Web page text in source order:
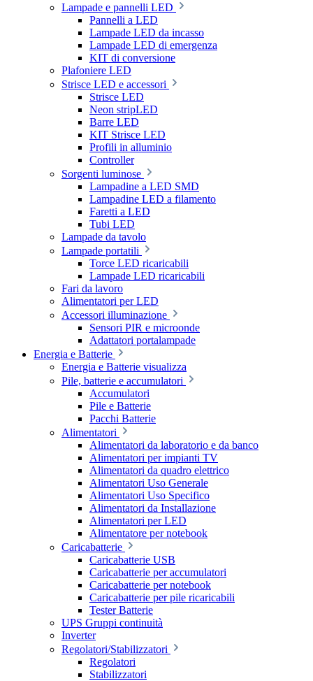
Lampade e pannelli LED
Pannelli a LED
Lampade LED da incasso
Lampade LED di emergenza
KIT di conversione
Plafoniere LED
Strisce LED e accessori
Strisce LED
Neon stripLED
Barre LED
KIT Strisce LED
Profili in alluminio
Controller
Sorgenti luminose
Lampadine a LED SMD
Lampadine LED a filamento
Faretti a LED
Tubi LED
Lampade da tavolo
Lampade portatili
Torce LED ricaricabili
Lampade LED ricaricabili
Fari da lavoro
Alimentatori per LED
Accessori illuminazione
Sensori PIR e microonde
Adattatori portalampade
Energia e Batterie
Energia e Batterie visualizza
Pile, batterie e accumulatori
Accumulatori
Pile e Batterie
Pacchi Batterie
Alimentatori
Alimentatori da laboratorio e da banco
Alimentatori per impianti TV
Alimentatori da quadro elettrico
Alimentatori Uso Generale
Alimentatori Uso Specifico
Alimentatori da Installazione
Alimentatori per LED
Alimentatore per notebook
Caricabatterie
Caricabatterie USB
Caricabatterie per accumulatori
Caricabatterie per notebook
Caricabatterie per pile ricaricabili
Tester Batterie
UPS Gruppi continuità
Inverter
Regolatori/Stabilizzatori
Regolatori
Stabilizzatori